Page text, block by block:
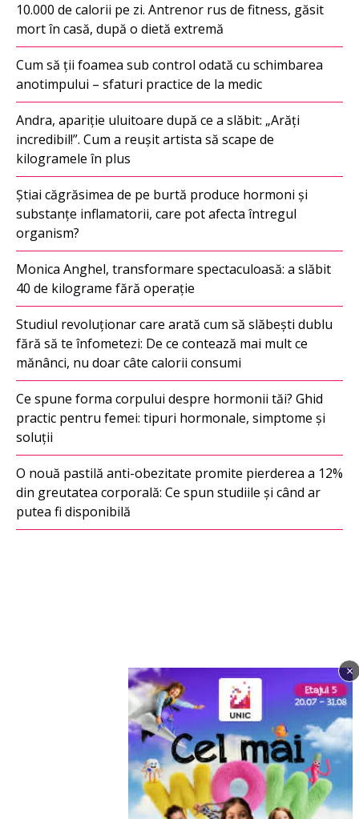
10.000 de calorii pe zi. Antrenor rus de fitness, găsit
mort în casă, după o dietă extremă
Cum să ții foamea sub control odată cu schimbarea
anotimpului – sfaturi practice de la medic
Andra, apariție uluitoare după ce a slăbit: „Arăți
incredibil!”. Cum a reușit artista să scape de
kilogramele în plus
Știai căgrăsimea de pe burtă produce hormoni și
substanțe inflamatorii, care pot afecta întregul
organism?
Monica Anghel, transformare spectaculoasă: a slăbit
40 de kilograme fără operație
Studiul revoluționar care arată cum să slăbești dublu
fără să te înfometezi: De ce contează mai mult ce
mănânci, nu doar câte calorii consumi
Ce spune forma corpului despre hormonii tăi? Ghid
practic pentru femei: tipuri hormonale, simptome și
soluții
O nouă pastilă anti-obezitate promite pierderea a 12%
din greutatea corporală: Ce spun studiile și când ar
putea fi disponibilă
×
Imagine